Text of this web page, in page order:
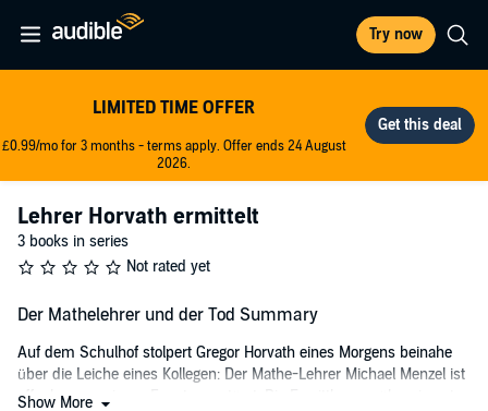
Try now
LIMITED TIME OFFER
£0.99/mo for 3 months - terms apply. Offer ends 24 August
2026.
Lehrer Horvath ermittelt
3 books in series
Not rated yet
Der Mathelehrer und der Tod Summary
Auf dem Schulhof stolpert Gregor Horvath eines Morgens beinahe
über die Leiche eines Kollegen: Der Mathe-Lehrer Michael Menzel ist
offenbar aus einem Fenster gestürzt. Die Ermittlungen übernimmt
Show More